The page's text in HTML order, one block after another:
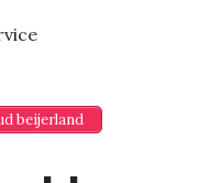
beijerland